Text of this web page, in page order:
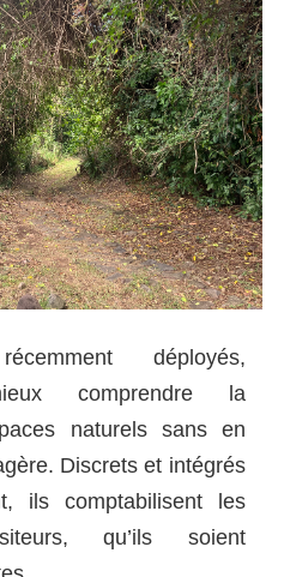
déployés,
comprendre la
naturels sans en
Discrets et intégrés
ils comptabilisent les
qu’ils soient